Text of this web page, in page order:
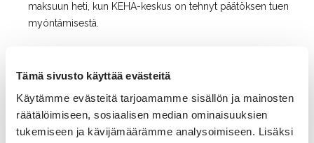
Tämä sivusto käyttää evästeitä
Käytämme evästeitä tarjoamamme sisällön ja mainosten
räätälöimiseen, sosiaalisen median ominaisuuksien
tukemiseen ja kävijämäärämme analysoimiseen. Lisäksi
maksuun heti, kun KEHA-keskus on tehnyt päätöksen tuen
myöntämisestä.
Laita jakoon jos tykkäsit: